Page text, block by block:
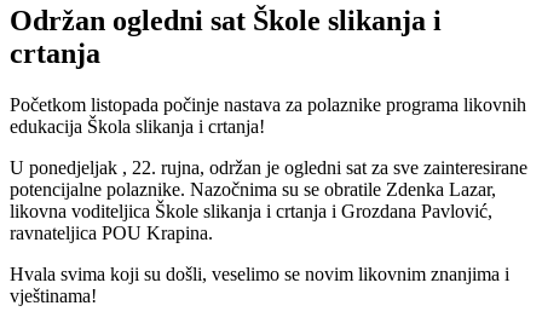
Održan ogledni sat Škole slikanja i
crtanja
Početkom listopada počinje nastava za polaznike programa likovnih
edukacija Škola slikanja i crtanja!
U ponedjeljak , 22. rujna, održan je ogledni sat za sve zainteresirane
potencijalne polaznike. Nazočnima su se obratile Zdenka Lazar,
likovna voditeljica Škole slikanja i crtanja i Grozdana Pavlović,
ravnateljica POU Krapina.
Hvala svima koji su došli, veselimo se novim likovnim znanjima i
vještinama!